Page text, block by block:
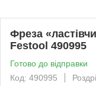
Фреза
Festool 490995
Готово до відправки
Код: 490995